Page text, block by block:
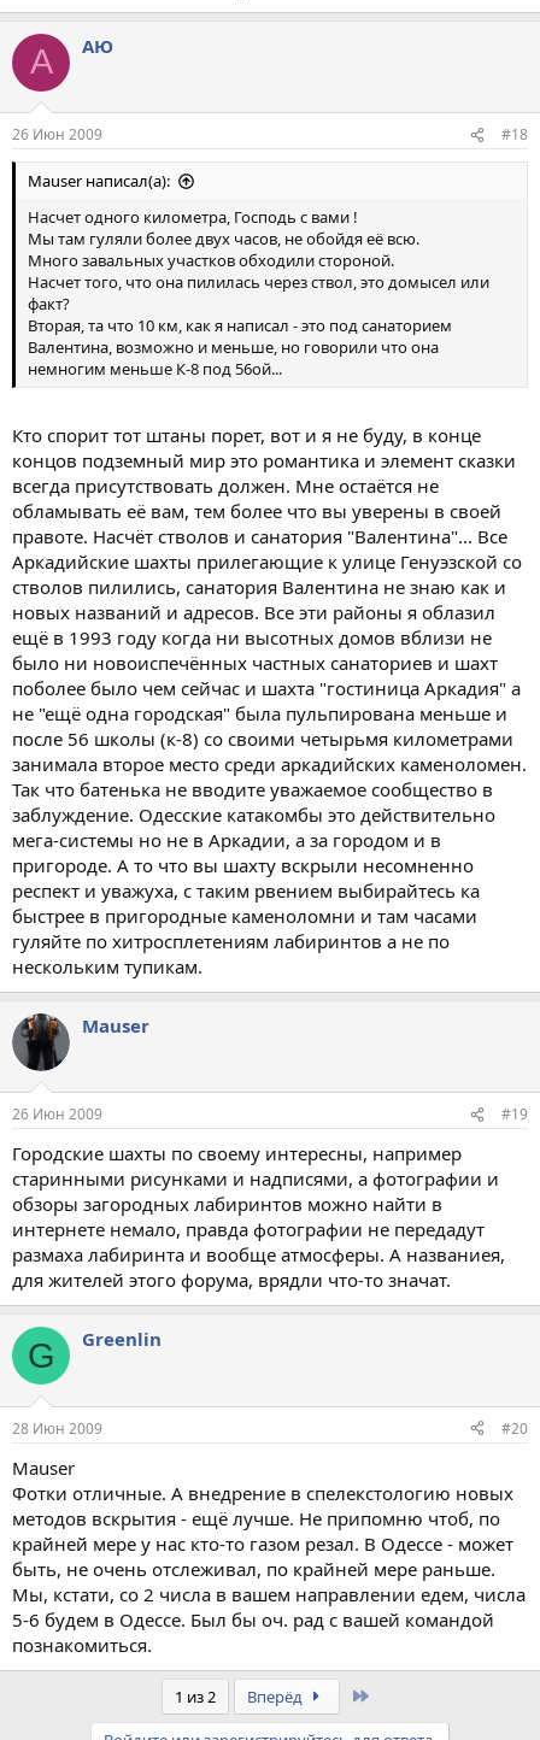
А АЮ
26 Июн 2009 #18
Mauser написал(а):
Насчет одного километра, Господь с вами !
Мы там гуляли более двух часов, не обойдя её всю.
Много завальных участков обходили стороной.
Насчет того, что она пилилась через ствол, это домысел или
факт?
Вторая, та что 10 км, как я написал - это под санаторием
Валентина, возможно и меньше, но говорили что она
немногим меньше К-8 под 56ой...
Кто спорит тот штаны порет, вот и я не буду, в конце
концов подземный мир это романтика и элемент сказки
всегда присутствовать должен. Мне остаётся не
обламывать её вам, тем более что вы уверены в своей
правоте. Насчёт стволов и санатория "Валентина"... Все
Аркадийские шахты прилегающие к улице Генуэзской со
стволов пилились, санатория Валентина не знаю как и
новых названий и адресов. Все эти районы я облазил
ещё в 1993 году когда ни высотных домов вблизи не
было ни новоиспечённых частных санаториев и шахт
поболее было чем сейчас и шахта "гостиница Аркадия" а
не "ещё одна городская" была пульпирована меньше и
после 56 школы (к-8) со своими четырьмя километрами
занимала второе место среди аркадийских каменоломен.
Так что батенька не вводите уважаемое сообщество в
заблуждение. Одесские катакомбы это действительно
мега-системы но не в Аркадии, а за городом и в
пригороде. А то что вы шахту вскрыли несомненно
респект и уважуха, с таким рвением выбирайтесь ка
быстрее в пригородные каменоломни и там часами
гуляйте по хитросплетениям лабиринтов а не по
нескольким тупикам.
Mauser
26 Июн 2009 #19
Городские шахты по своему интересны, например
старинными рисунками и надписями, а фотографии и
обзоры загородных лабиринтов можно найти в
интернете немало, правда фотографии не передадут
размаха лабиринта и вообще атмосферы. А названиея,
для жителей этого форума, врядли что-то значат.
G Greenlin
28 Июн 2009 #20
Mauser
Фотки отличные. А внедрение в спелекстологию новых
методов вскрытия - ещё лучше. Не припомню чтоб, по
крайней мере у нас кто-то газом резал. В Одессе - может
быть, не очень отслеживал, по крайней мере раньше.
Мы, кстати, со 2 числа в вашем направлении едем, числа
5-6 будем в Одессе. Был бы оч. рад с вашей командой
познакомиться.
1 из 2 Вперёд